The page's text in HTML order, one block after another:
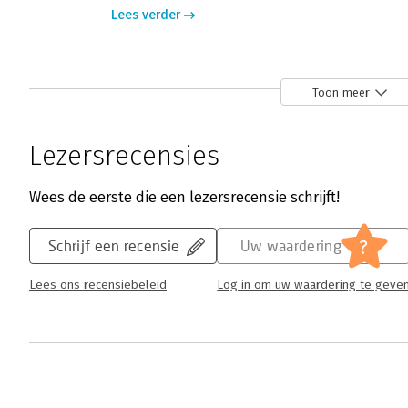
Lees verder
Toon meer
Lezersrecensies
Wees de eerste die een lezersrecensie schrijft!
Schrijf een recensie
Lees ons recensiebeleid
Uw waardering ?
Log in om uw waardering te